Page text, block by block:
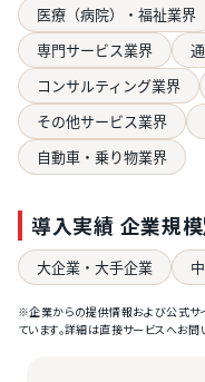
医療（病院）・福祉業界
専門サービス業界
コンサルティング業界
その他サービス業界
自動車・乗り物業界
導入実績 企業規
大企業・大手企業
※企業からの提供情報および公式サ
ています。詳細は直接サービスへお問